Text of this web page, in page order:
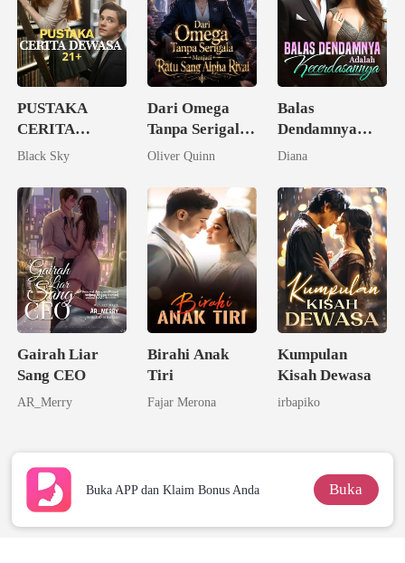
PUSTAKA
CERITA
DEWASA 21+
Black Sky
Dari Omega
Tanpa Serigala
Menjadi Ratu
Rival
Oliver Quinn
Balas
Dendamnya
Adalah
Diana
Gairah Liar
Sang CEO
AR_Merry
Birahi Anak
Tiri
Fajar Merona
Kumpulan
Kisah Dewasa
irbapiko
Buka APP dan Klaim Bonus Anda Buka